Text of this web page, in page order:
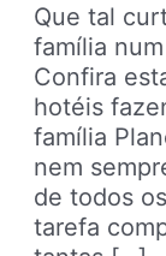
Que tal
família
Confira
hotéis
família
nem
de todos
tarefa